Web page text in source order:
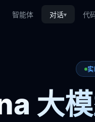
智能体 对话▾ 代
大